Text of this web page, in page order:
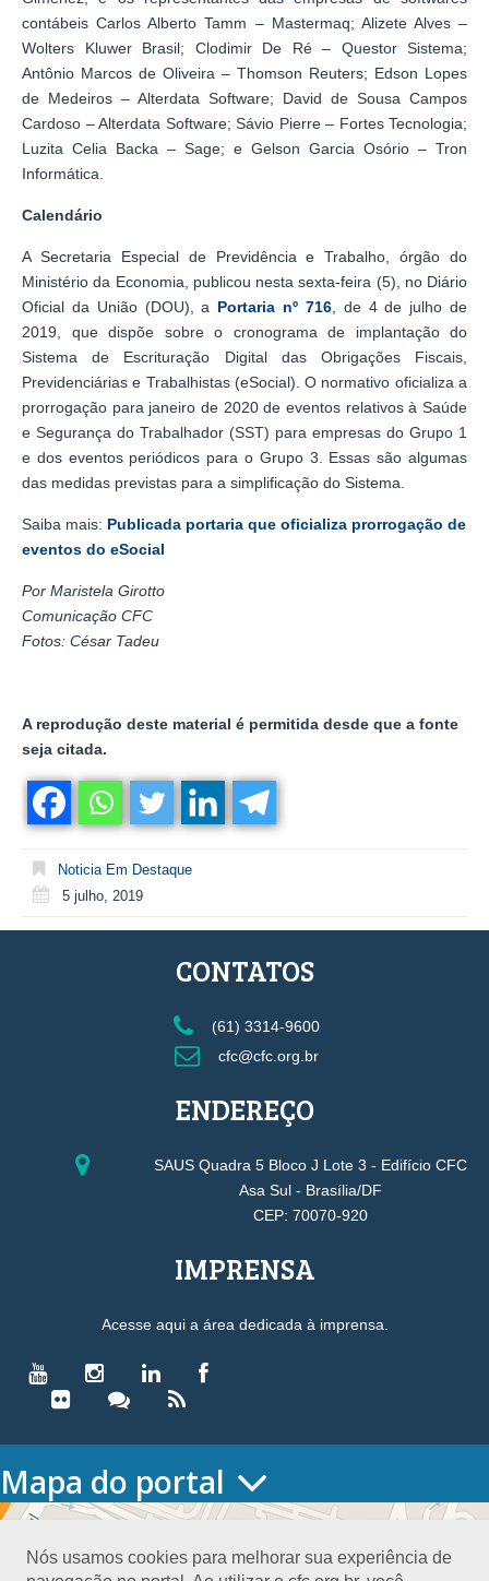
contábeis Carlos Alberto Tamm – Mastermaq; Alizete Alves –
Wolters Kluwer Brasil; Clodimir De Ré – Questor Sistema;
Antônio Marcos de Oliveira – Thomson Reuters; Edson Lopes
de Medeiros – Alterdata Software; David de Sousa Campos
Cardoso – Alterdata Software; Sávio Pierre – Fortes Tecnologia;
Luzita Celia Backa – Sage; e Gelson Garcia Osório – Tron
Informática.
Calendário
A Secretaria Especial de Previdência e Trabalho, órgão do
Ministério da Economia, publicou nesta sexta-feira (5), no Diário
Oficial da União (DOU), a Portaria nº 716, de 4 de julho de
2019, que dispõe sobre o cronograma de implantação do
Sistema de Escrituração Digital das Obrigações Fiscais,
Previdenciárias e Trabalhistas (eSocial). O normativo oficializa a
prorrogação para janeiro de 2020 de eventos relativos à Saúde
e Segurança do Trabalhador (SST) para empresas do Grupo 1
e dos eventos periódicos para o Grupo 3. Essas são algumas
das medidas previstas para a simplificação do Sistema.
Saiba mais: Publicada portaria que oficializa prorrogação de
eventos do eSocial
Por Maristela Girotto
Comunicação CFC
Fotos: César Tadeu
A reprodução deste material é permitida desde que a fonte
seja citada.
Noticia Em Destaque
5 julho, 2019
Nós usamos cookies para melhorar sua experiência de
CONTATOS
(61) 3314-9600
cfc@cfc.org.br
ENDEREÇO
SAUS Quadra 5 Bloco J Lote 3 - Edifício CFC
Asa Sul - Brasília/DF
CEP: 70070-920
IMPRENSA
Acesse aqui a área dedicada à imprensa.
Mapa do portal
HOME
Conselho Diretor